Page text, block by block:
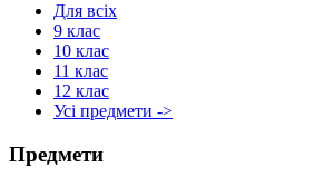
Для всіх
9 клас
10 клас
11 клас
12 клас
Усі предмети ->
Предмети